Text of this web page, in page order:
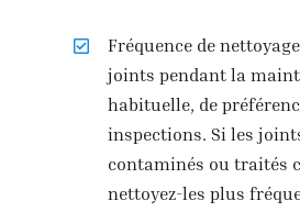
Fréquence de
joints pendant la
habituelle, de
inspections. Si les
contaminés ou traités
nettoyez-les plus